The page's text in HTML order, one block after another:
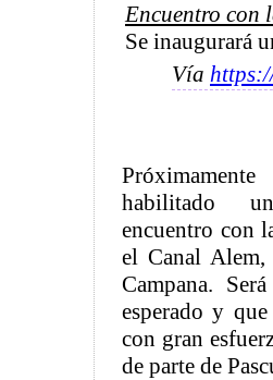
Encuentro con
Se inaugurará
Vía
habilitado
encuentro con
el Canal Alem,
Campana.
esperado y
con gran
de parte de